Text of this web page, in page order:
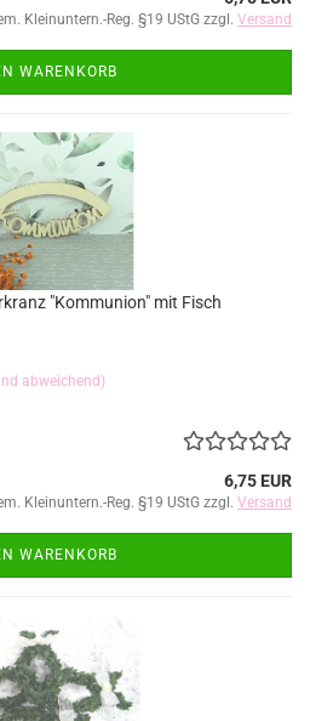
Kleinuntern.-Reg. §19 UStG zzgl. Versand
WARENKORB
"Kommunion" mit Fisch
abweichend)
6,75 EUR
Kleinuntern.-Reg. §19 UStG zzgl. Versand
WARENKORB